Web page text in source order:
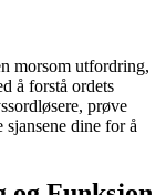
morsom utfordring,
å forstå ordets
prøve
dine for å